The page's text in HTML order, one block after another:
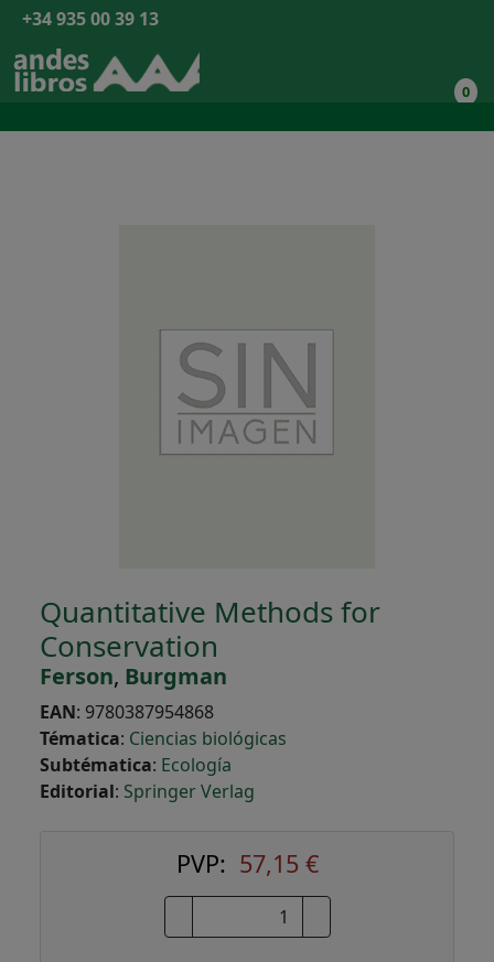
+34 935 00 39 13
0
Quantitative Methods for
Conservation
Ferson, Burgman
EAN: 9780387954868
Tématica: Ciencias biológicas
Subtématica: Ecología
Editorial: Springer Verlag
PVP: 57,15 €